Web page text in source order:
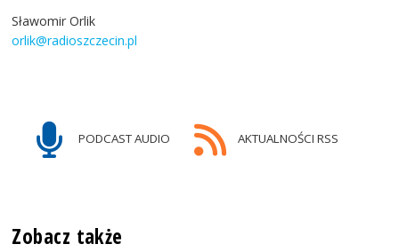
Sławomir Orlik
orlik@radioszczecin.pl
PODCAST AUDIO AKTUALNOŚCI RSS
Zobacz także